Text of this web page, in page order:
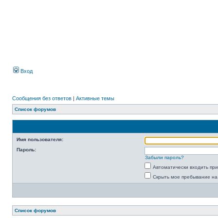
Вход
Сообщения без ответов | Активные темы
Список форумов
Имя пользователя:
Пароль:
Забыли пароль?
Автоматически входить
Скрыть мое пребывание
Список форумов